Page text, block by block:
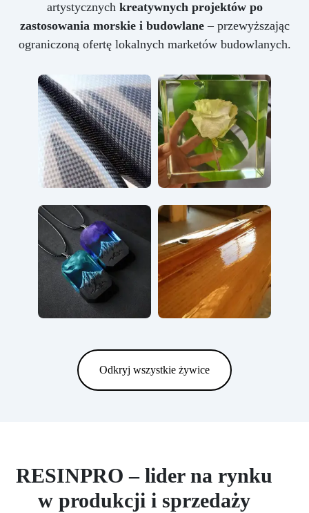
artystycznych kreatywnych projektów po
zastosowania morskie i budowlane– przewyższając
ograniczoną ofertę lokalnych marketów budowlanych.
Odkryj wszystkie żywice
RESINPRO – lider na rynku
w produkcji i sprzedaży